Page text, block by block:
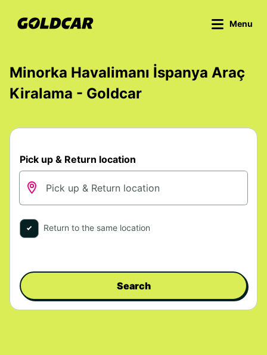
Menu
Minorka Havalimanı İspanya Araç
Kiralama - Goldcar
Pick up & Return location
Return to the same location
Search